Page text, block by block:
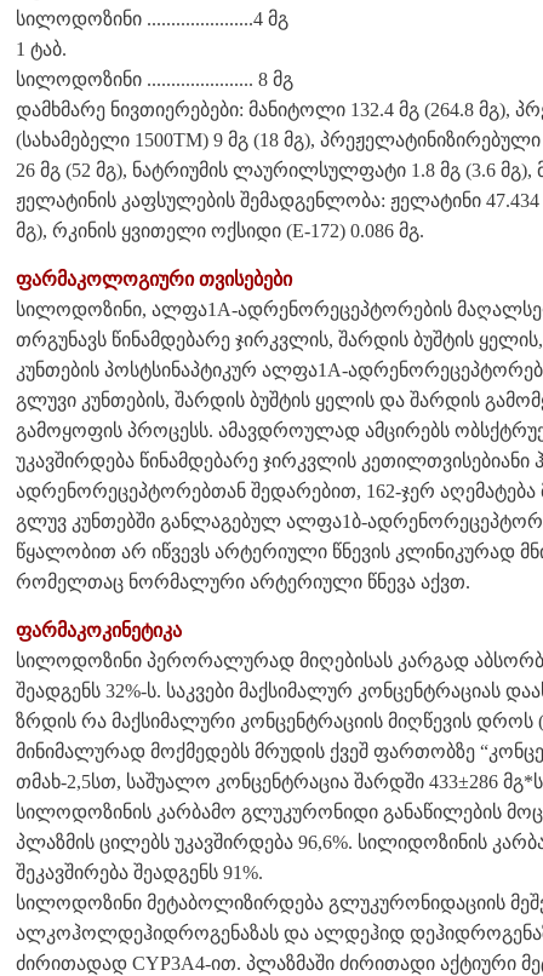
სილოდოზინი ......................4 მგ
1 ტაბ.
სილოდოზინი ...................... 8 მგ
დამხმარე ნივთიერებები: მანიტოლი 132.4 მგ (264.8 მგ),
(სახამებელი 1500TM) 9 მგ (18 მგ),
26 მგ (52 მგ), ნატრიუმის ლაურილსულფატი 1.8 მგ (3.6 მგ),
ჟელატინის კაფსულების შემადგენლობა: ჟელატინი 47.434
მგ), რკინის ყვითელი ოქსიდი (E-172) 0.086 მგ.
ფარმაკოლოგიური თვისებები
სილოდოზინი, ალფა1A-ადრენორეცეპტორების
თრგუნავს წინამდებარე ჯირკვლის, შარდის ბუშტის
კუნთების პოსტსინაპტიკურ ალფა1A-
გლუვი კუნთების, შარდის ბუშტის ყელის და შარდის
გამოყოფის პროცესს. ამავდროულად ამცირებს
უკავშირდება წინამდებარე ჯირკვლის
ადრენორეცეპტორებთან შედარებით, 162-ჯერ
გლუვ კუნთებში განლაგებულ ალფა1ბ-
წყალობით არ იწვევს არტერიული წნევის კლინიკურად
რომელთაც ნორმალური არტერიული წნევა აქვთ.
ფარმაკოკინეტიკა
სილოდოზინი პერორალურად მიღებისას კარგად
შეადგენს 32%-ს. საკვები მაქსიმალურ კონცენტრაციას
ზრდის რა მაქსიმალური კონცენტრაციის მიღწევის
მინიმალურად მოქმედებს მრუდის ქვეშ ფართობზე
თმახ-2,5სთ, საშუალო კონცენტრაცია შარდში 433±286
სილოდოზინის კარბამო გლუკურონიდი განაწილების
პლაზმის ცილებს უკავშირდება 96,6%. სილიდოზინის
შეკავშირება შეადგენს 91%.
სილოდოზინი მეტაბოლიზირდება გლუკურონიდაციის
ალკოჰოლდეჰიდროგენაზას და ალდეჰიდ
ძირითადად CYP3A4-ით. პლაზმაში ძირითადი აქტიური